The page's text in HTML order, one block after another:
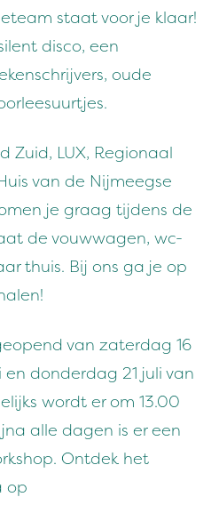
staat voor je klaar!
disco, een
oude
Zuid, LUX, Regionaal
van de Nijmeegse
je graag tijdens de
de vouwwagen, wc-
thuis. Bij ons ga je op
van zaterdag 16
donderdag 21 juli van
wordt er om 13.00
alle dagen is er een
Ontdek het
op